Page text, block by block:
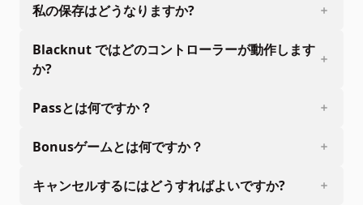
私の保存はどうなりますか?
Blacknut ではどのコントローラーが動作します
か?
Passとは何ですか？
Bonusゲームとは何ですか？
キャンセルするにはどうすればよいですか?